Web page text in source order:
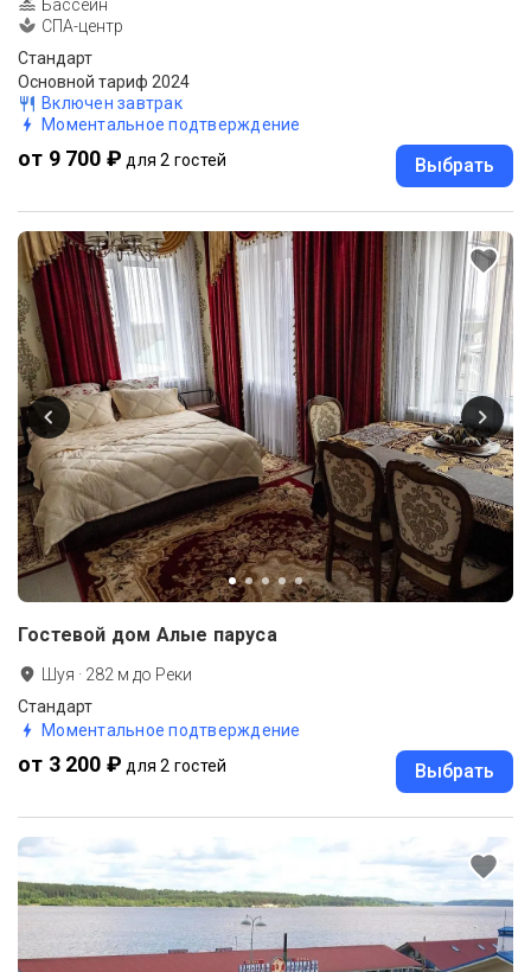
Бассейн
СПА-центр
Стандарт
Основной тариф 2024
Включен завтрак
Моментальное подтверждение
от 9 700 ₽ для 2 гостей Выбрать
Гостевой дом Алые паруса
Шуя · 282 м до Реки
Стандарт
Моментальное подтверждение
от 3 200 ₽ для 2 гостей Выбрать